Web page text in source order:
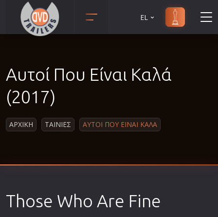
Αισθηματικές
Β' Παγκόσμιος Πόλεμος
Δραματικές
Ελληνικός Κινηματογράφος
EL
Αυτοί Που Είναι Καλά
(2017)
ΑΡΧΙΚΗ ΤΑΙΝΙΕΣ ΑΥΤΟΙ ΠΟΥ ΕΙΝΑΙ ΚΑΛΑ
Those Who Are Fine